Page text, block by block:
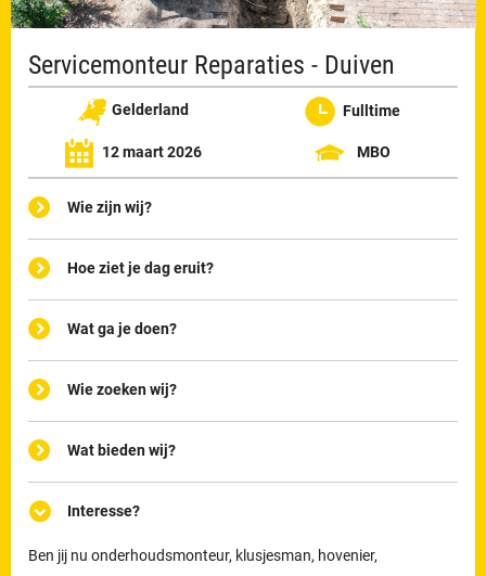
Servicemonteur Reparaties - Duiven
Gelderland Fulltime
12 maart 2026 MBO
Wie zijn wij?
Hoe ziet je dag eruit?
Wat ga je doen?
Wie zoeken wij?
Wat bieden wij?
Interesse?
Ben jij nu onderhoudsmonteur, klusjesman, hovenier,